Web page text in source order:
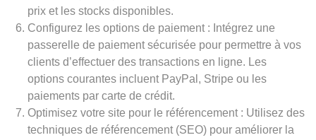
prix et les stocks disponibles.
Configurez les options de paiement : Intégrez une
passerelle de paiement sécurisée pour permettre à vos
clients d’effectuer des transactions en ligne. Les
options courantes incluent PayPal, Stripe ou les
paiements par carte de crédit.
Optimisez votre site pour le référencement : Utilisez des
techniques de référencement (SEO) pour améliorer la